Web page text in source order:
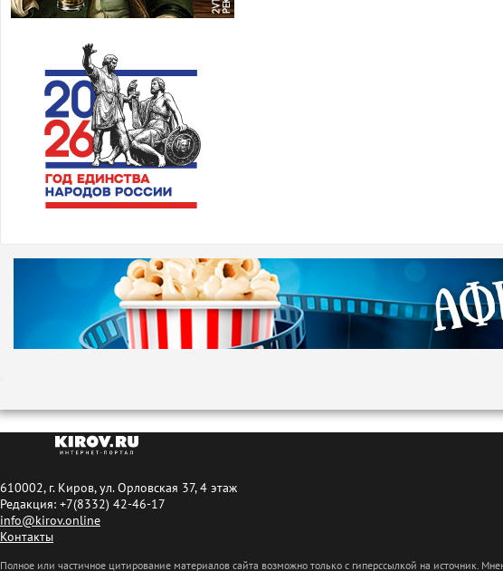
610002, г. Киров, ул. Орловская 37, 4 этаж
Редакция: +7(8332) 42-46-17
info@kirov.online
Контакты
Полное или частичное цитирование материалов сайта возможно только с гиперссылкой на источник.